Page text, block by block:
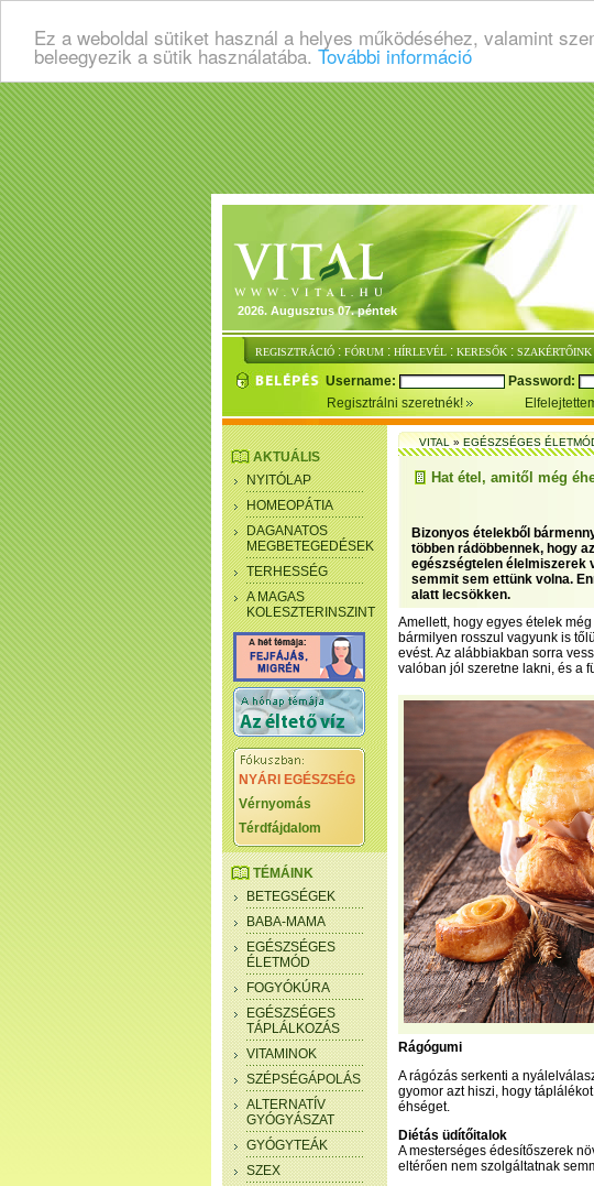
Ez a weboldal sütiket használ a helyes működéséhez, valamint
beleegyezik a sütik használatába. További információ
2026. Augusztus 07. péntek
REGISZTRÁCIÓ : FÓRUM : HÍRLEVÉL : KERESŐK : SZAKÉRTŐINK
Username: Password:
Regisztrálni szeretnék!
AKTUÁLIS
NYITÓLAP
HOMEOPÁTIA
DAGANATOS
MEGBETEGEDÉSEK
TERHESSÉG
A MAGAS
KOLESZTERINSZINT
NYÁRI EGÉSZSÉG
Vérnyomás
Térdfájdalom
TÉMÁINK
BETEGSÉGEK
BABA-MAMA
EGÉSZSÉGES
ÉLETMÓD
FOGYÓKÚRA
EGÉSZSÉGES
TÁPLÁLKOZÁS
VITAMINOK
SZÉPSÉGÁPOLÁS
ALTERNATÍV
GYÓGYÁSZAT
GYÓGYTEÁK
SZEX
VITAL»EGÉSZSÉGES
Hat étel, amitől még
Bizonyos ételekből
többen rádöbbennek, hogy
egészségtelen élelmiszerek
semmit sem ettünk volna.
alatt lecsökken.
Amellett, hogy egyes ételek
bármilyen rosszul vagyunk is
evést. Az alábbiakban sorra
valóban jól szeretne lakni, és a
Rágógumi
A rágózás serkenti a
gyomor azt hiszi, hogy
éhséget.
Diétás üdítőitalok
A mesterséges édesítőszerek
eltérően nem szolgáltatnak